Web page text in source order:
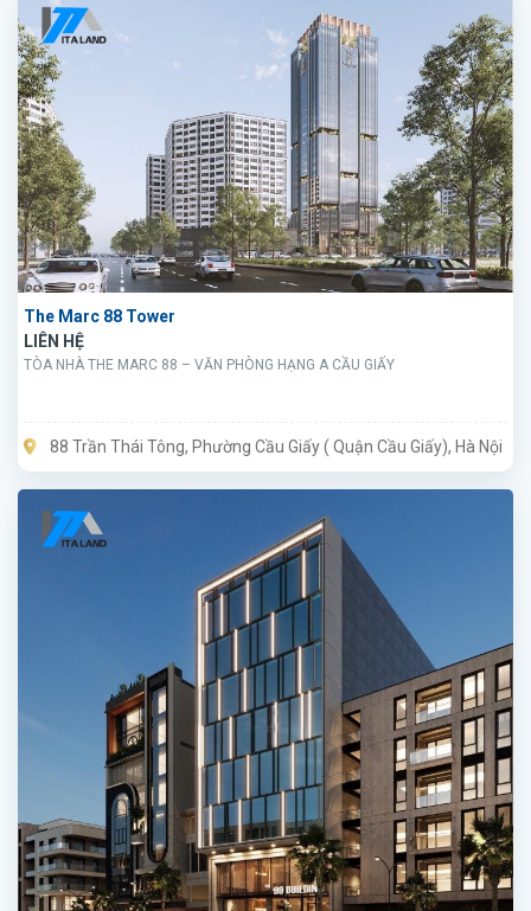
The Marc 88 Tower
LIÊN HỆ
TÒA NHÀ THE MARC 88 – VĂN PHÒNG HẠNG A CẦU GIẤY
88 Trần Thái Tông, Phường Cầu Giấy ( Quận Cầu Giấy), Hà Nội